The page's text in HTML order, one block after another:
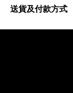
送貨及付款方式